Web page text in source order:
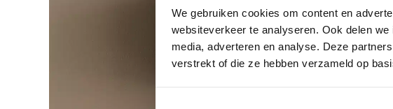
We gebruiken cookies om content en
websiteverkeer te analyseren. Ook delen
media, adverteren en analyse. Deze
verstrekt of die ze hebben verzameld op